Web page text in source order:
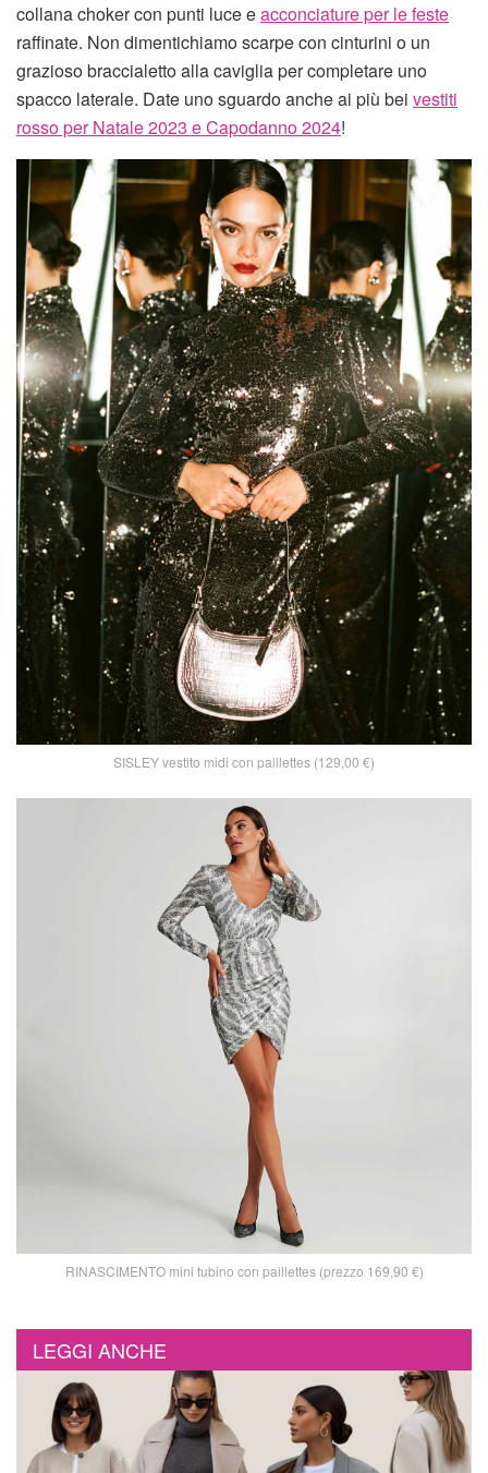
collana choker con punti luce eacconciature per le feste
raffinate. Non dimentichiamo scarpe con cinturini o un
grazioso braccialetto alla caviglia per completare uno
spacco laterale. Date uno sguardo anche ai più bei vestiti
rosso per Natale 2023 e Capodanno 2024!
SISLEY vestito midi con paillettes (129,00 €)
RINASCIMENTO mini tubino con paillettes (prezzo 169,90 €)
LEGGI ANCHE